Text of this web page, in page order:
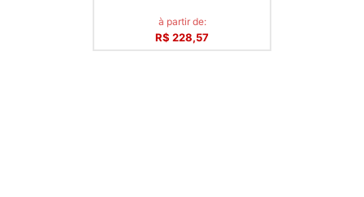
à partir de:
R$ 228,57